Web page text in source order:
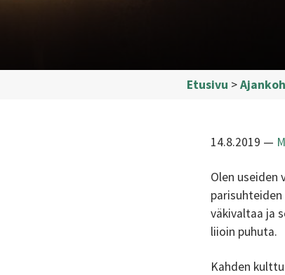
Etusivu >
14.8.2019 —
Olen useiden
väkivaltaa ja
liioin puhuta.
Kahden